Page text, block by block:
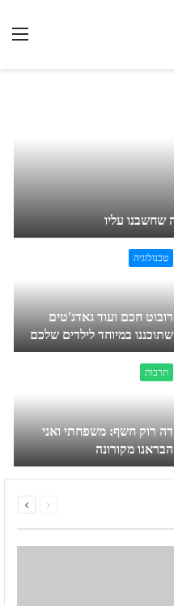
טכנולוגיה
רובוט חכם ועוד גאדג'טים
שתוכננו במיוחד לילדים שלכם
תרבות
דה רוק חשף: משפחתי ואני
הבראנו מקורונה